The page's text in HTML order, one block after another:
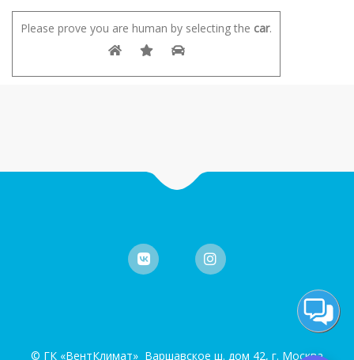
Please prove you are human by selecting the car.
© ГК «ВентКлимат» Варшавское ш. дом 42, г. Москва